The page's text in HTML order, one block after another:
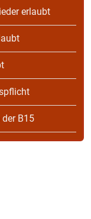
erlaubt
B15